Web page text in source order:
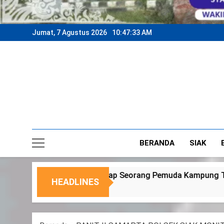
Jumat, 7 Agustus 2026 10:47:36 AM
BERANDA SIAK
HEADLINES
Kampung Temusai Dukung Program